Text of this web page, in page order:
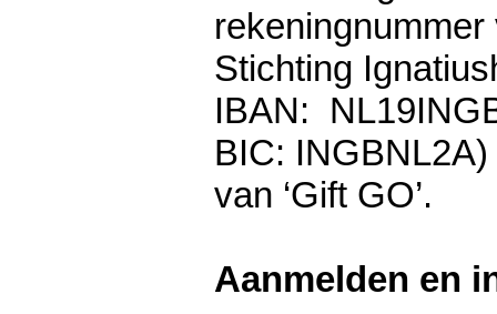
Stichting
IBAN:
BIC:
van ‘Gift GO’.
Aanmelden en